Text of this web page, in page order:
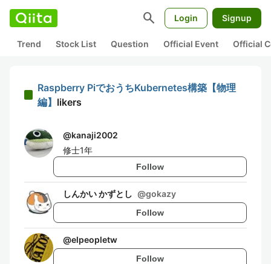
search Login Signup
Trend Stock List Question Official Event Official
Raspberry PiでおうちKubernetes構築【物理
編】 likers
@kanaji2002
修士1年
Follow
しんかい かずとし @gokazy
Follow
@elpeopletw
Follow